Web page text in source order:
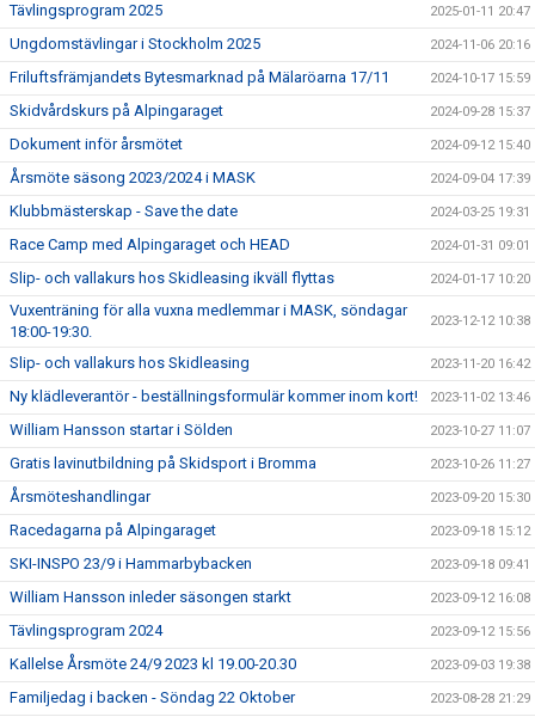
Tävlingsprogram 2025 2025-01-11 20:47
Ungdomstävlingar i Stockholm 2025 2024-11-06 20:16
Friluftsfrämjandets Bytesmarknad på Mälaröarna 17/11 2024-10-17 15:59
Skidvårdskurs på Alpingaraget 2024-09-28 15:37
Dokument inför årsmötet 2024-09-12 15:40
Årsmöte säsong 2023/2024 i MASK 2024-09-04 17:39
Klubbmästerskap - Save the date 2024-03-25 19:31
Race Camp med Alpingaraget och HEAD 2024-01-31 09:01
Slip- och vallakurs hos Skidleasing ikväll flyttas 2024-01-17 10:20
Vuxenträning för alla vuxna medlemmar i MASK, söndagar
18:00-19:30.
2023-12-12 10:38
Slip- och vallakurs hos Skidleasing 2023-11-20 16:42
Ny klädleverantör - beställningsformulär kommer inom kort! 2023-11-02 13:46
William Hansson startar i Sölden 2023-10-27 11:07
Gratis lavinutbildning på Skidsport i Bromma 2023-10-26 11:27
Årsmöteshandlingar 2023-09-20 15:30
Racedagarna på Alpingaraget 2023-09-18 15:12
SKI-INSPO 23/9 i Hammarbybacken 2023-09-18 09:41
William Hansson inleder säsongen starkt 2023-09-12 16:08
Tävlingsprogram 2024 2023-09-12 15:56
Kallelse Årsmöte 24/9 2023 kl 19.00-20.30 2023-09-03 19:38
Familjedag i backen - Söndag 22 Oktober 2023-08-28 21:29